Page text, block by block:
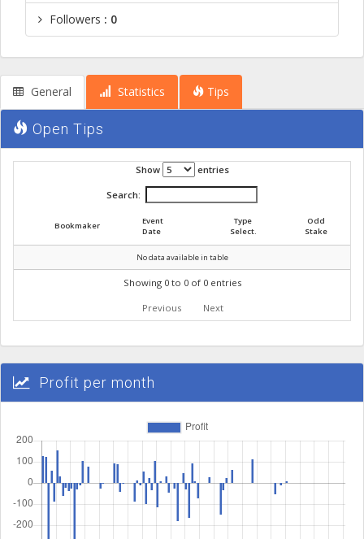
Followers : 0
General Statistics Tips
Open Tips
Show entries
Search:
Bookmaker
Event
Date
Type
Select.
Odd
Stake
No data available in table
Showing 0 to 0 of 0 entries
Previous Next
Profit per month